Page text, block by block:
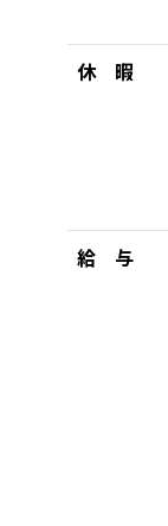
休 暇
給 与